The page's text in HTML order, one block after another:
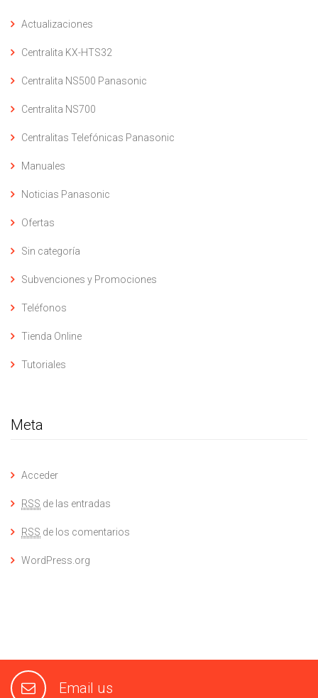
Actualizaciones
Centralita KX-HTS32
Centralita NS500 Panasonic
Centralita NS700
Centralitas Telefónicas Panasonic
Manuales
Noticias Panasonic
Ofertas
Sin categoría
Subvenciones y Promociones
Teléfonos
Tienda Online
Tutoriales
Meta
Acceder
RSS de las entradas
RSS de los comentarios
WordPress.org
Email us